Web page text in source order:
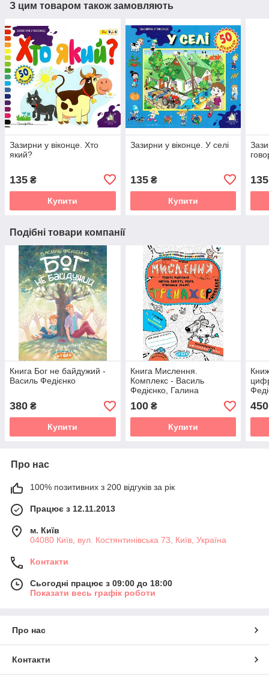
З цим товаром також замовляють
Зазирни у віконце. Хто
який?
135 ₴
Купити
Зазирни у віконце. У селі
135₴
Купити
135
Подібні товари компанії
Книга Бог не байдужий -
Василь Федієнко
380 ₴
Купити
Книга Мислення.
Комплекс - Василь
Федієнко, Галина
Дерипаско
100₴
Купити
450
Про нас
100% позитивних з 200 відгуків за рік
Працює з 12.11.2013
м. Київ
04080 Київ, вул. Костянтинівська 73, Київ, Україна
Контакти
Сьогодні працює з 09:00 до 18:00
Показати весь графік роботи
Про нас
Контакти